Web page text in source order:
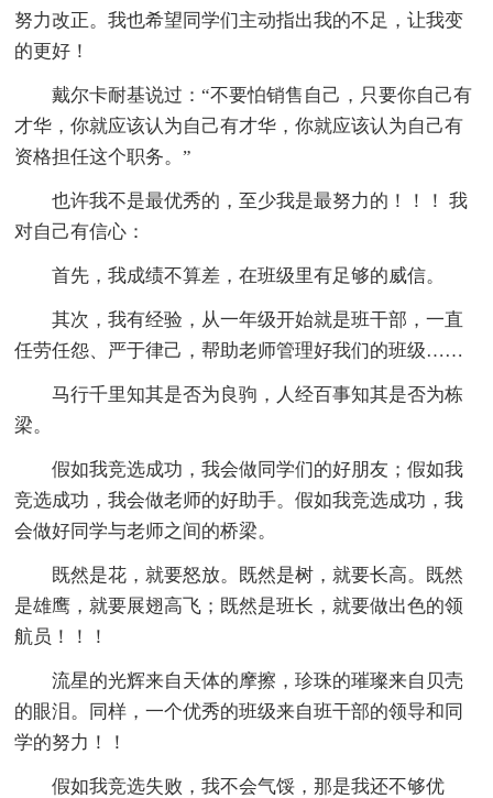
努力改正。我也希望同学们主动指出我的不足，让我变
的更好！
戴尔卡耐基说过：“不要怕销售自己，只要你自己有
才华，你就应该认为自己有才华，你就应该认为自己有
资格担任这个职务。”
也许我不是最优秀的，至少我是最努力的！！！ 我
对自己有信心：
首先，我成绩不算差，在班级里有足够的威信。
其次，我有经验，从一年级开始就是班干部，一直
任劳任怨、严于律己，帮助老师管理好我们的班级……
马行千里知其是否为良驹，人经百事知其是否为栋
梁。
假如我竞选成功，我会做同学们的好朋友；假如我
竞选成功，我会做老师的好助手。假如我竞选成功，我
会做好同学与老师之间的桥梁。
既然是花，就要怒放。既然是树，就要长高。既然
是雄鹰，就要展翅高飞；既然是班长，就要做出色的领
航员！！！
流星的光辉来自天体的摩擦，珍珠的璀璨来自贝壳
的眼泪。同样，一个优秀的班级来自班干部的领导和同
学的努力！！
假如我竞选失败，我不会气馁，那是我还不够优